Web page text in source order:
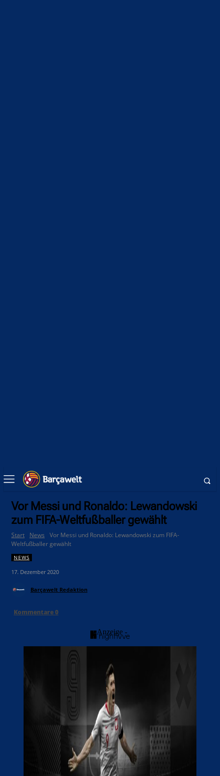
Vor Messi und Ronaldo: Lewandowski
zum FIFA-Weltfußballer gewählt
Start News
Vor Messi und Ronaldo: Lewandowski zum FIFA-
Weltfußballer gewählt
NEWS
17. Dezember 2020
Barçawelt Redaktion
Kommentare0
- Anzeige -